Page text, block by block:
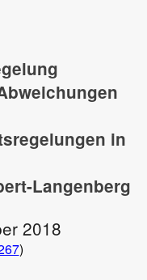
in
Langenberg
2018
)